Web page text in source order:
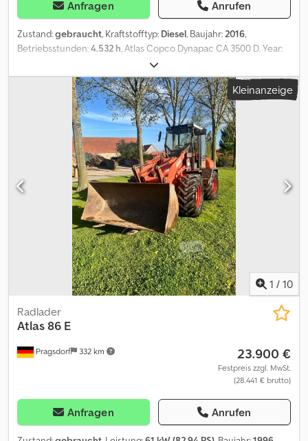
Anfragen Anrufen
Zustand:gebraucht, Kraftstofftyp: Diesel, Baujahr:2016,
Betriebsstunden:4.532 h, Atlas Copco Dynapac CA 3500 D. Year:
2016. Hours: 4532. Weight: 12.150 kg. max weight: 15.600 kg. CE
Machine. 119 KW. Roller width: 2130 mm. Vibration. Camera.
Joystick. Airconditioning. Tyres: 23.1-26 70%. Dksdpfx
Acszrwmcjror NL Machine! ID NR: 296. The General Terms and
Conditions of Heinhuis are applicable to all adverts, offers and
quotations by Heinhuis, all agreements entered into by Heinhuis
and the negotiations preceding them. By any form of response
you accept the applicability of the General Terms and Conditions
of Heinhuis and you declare that you have taken note of these
General Terms and Conditions. Our prices are export netto
prices. = Weitere Informationen = Baujahr: 2016 Antrieb: Rad
Leergewicht: 12.150 kg CE-Kennzeichnung: ja =
Firmeninformationen = Für mehr Informationen:
Kleinanzeige
1 / 10
Pragsdorf 332 km
Radlader
Atlas86 E
23.900 €
Festpreis zzgl. MwSt.
(28.441 € brutto)
Anfragen Anrufen